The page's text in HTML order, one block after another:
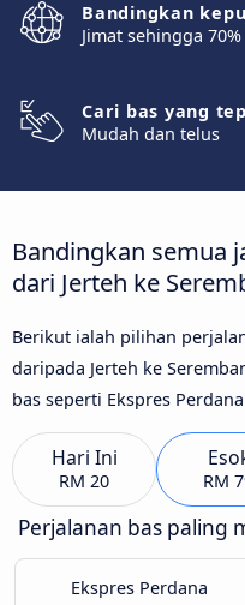
Bandingkan
Jimat sehingga 70%
Cari bas yang
Mudah dan telus
Bandingkan semua
dari Jerteh ke
Berikut ialah pilihan
daripada Jerteh ke
bas seperti Ekspres
Hari Ini
RM 20 RM
Perjalanan bas paling
Ekspres Perdana